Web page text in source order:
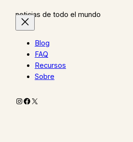
noticias de todo el mundo
Blog
FAQ
Recursos
Sobre
Instagram
Facebook
X